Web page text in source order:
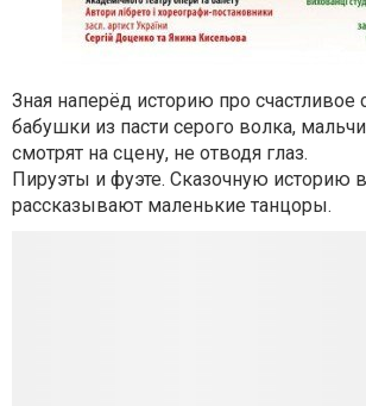
Зная наперёд историю про счастливое
бабушки из пасти серого волка,
смотрят на сцену, не отводя глаз.
Пируэты и фуэте. Сказочную историю
рассказывают маленькие танцоры.